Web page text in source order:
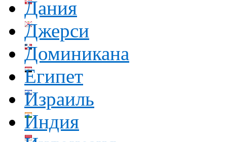
Дания
Джерси
Доминикана
Египет
Израиль
Индия